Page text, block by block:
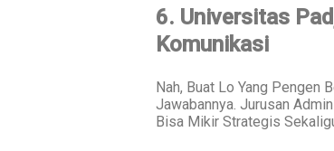
6. Universitas
Komunikasi
Nah, Buat Lo Yang Pengen
Jawabannya. Jurusan
Bisa Mikir Strategis